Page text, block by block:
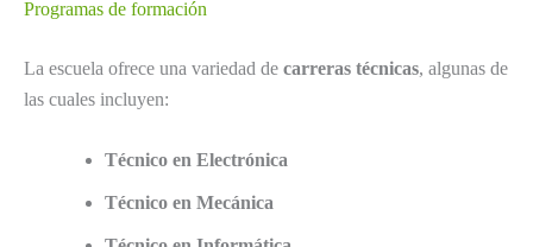
Programas de formación
La escuela ofrece una variedad de carreras técnicas, algunas de
las cuales incluyen:
Técnico en Electrónica
Técnico en Mecánica